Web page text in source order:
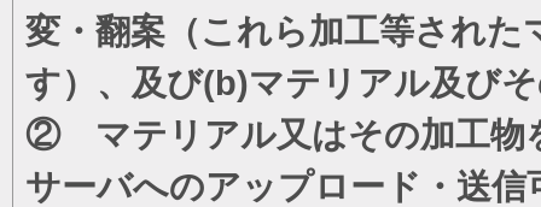
変・翻案（これら加工等され
す）、及び(b)マテリアル及び
② マテリアル又はその加工物
サーバへのアップロード・送信